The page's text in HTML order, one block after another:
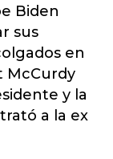
Biden
sus
en
McCurdy
y la
a la ex